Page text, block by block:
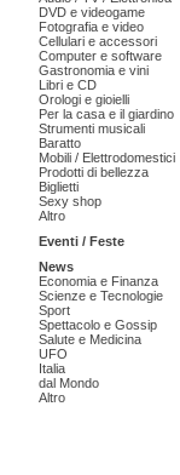
DVD e videogame
Fotografia e video
Cellulari e accessori
Computer e software
Gastronomia e vini
Libri e CD
Orologi e gioielli
Per la casa e il giardino
Strumenti musicali
Baratto
Mobili / Elettrodomestici
Prodotti di bellezza
Biglietti
Sexy shop
Altro
Eventi / Feste
News
Economia e Finanza
Scienze e Tecnologie
Sport
Spettacolo e Gossip
Salute e Medicina
UFO
Italia
dal Mondo
Altro